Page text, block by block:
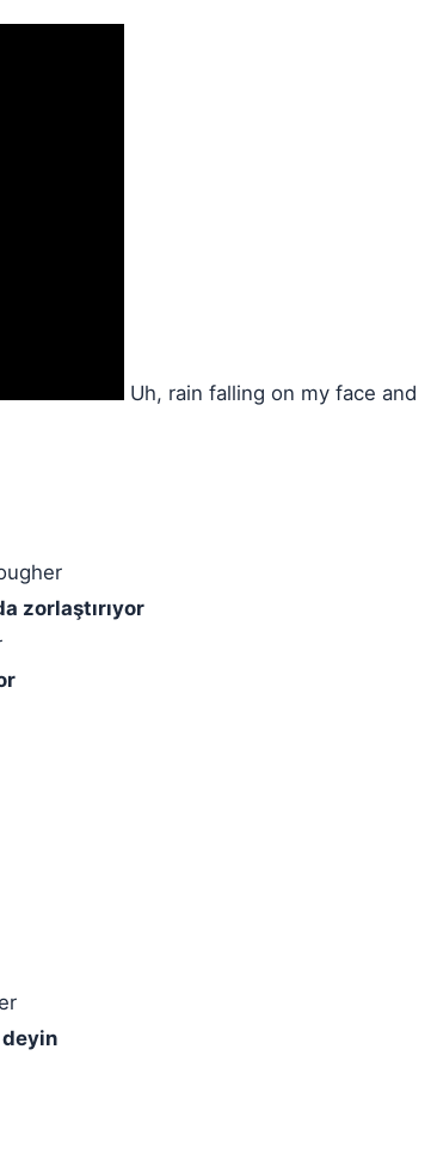
Uh, rain falling on my face and
zorlaştırıyor
deyin